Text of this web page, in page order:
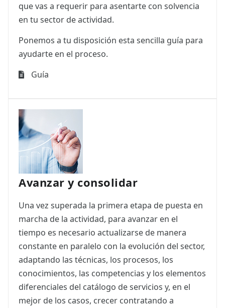
que vas a requerir para asentarte con solvencia
en tu sector de actividad.
Ponemos a tu disposición esta sencilla guía para
ayudarte en el proceso.
Guía
Avanzar y consolidar
Una vez superada la primera etapa de puesta en
marcha de la actividad, para avanzar en el
tiempo es necesario actualizarse de manera
constante en paralelo con la evolución del sector,
adaptando las técnicas, los procesos, los
conocimientos, las competencias y los elementos
diferenciales del catálogo de servicios y, en el
mejor de los casos, crecer contratando a